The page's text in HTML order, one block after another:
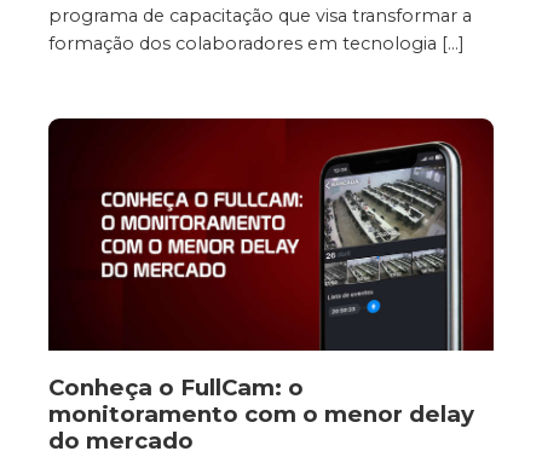
programa de capacitação que visa transformar a
formação dos colaboradores em tecnologia […]
Conheça o FullCam: o
monitoramento com o menor delay
do mercado